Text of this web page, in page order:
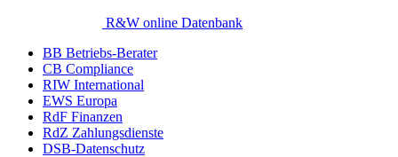
R&W online Datenbank
BB Betriebs-Berater
CB Compliance
RIW International
EWS Europa
RdF Finanzen
RdZ Zahlungsdienste
DSB-Datenschutz